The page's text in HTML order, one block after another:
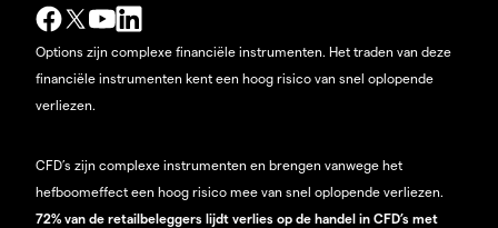
Options zijn complexe financiële instrumenten. Het traden van deze
financiële instrumenten kent een hoog risico van snel oplopende
verliezen.
CFD’s zijn complexe instrumenten en brengen vanwege het
hefboomeffect een hoog risico mee van snel oplopende verliezen.
72% van de retailbeleggers lijdt verlies op de handel in CFD’s met